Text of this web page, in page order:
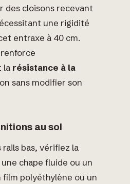
des cloisons recevant
une rigidité
entraxe à 40 cm.
la résistance à la
sans modifier son
au sol
bas, vérifiez la
chape fluide ou un
polyéthylène ou un